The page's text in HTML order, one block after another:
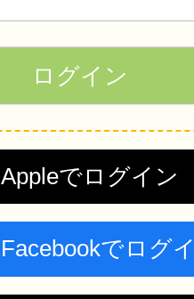
Appleでログイン
Facebookでログ